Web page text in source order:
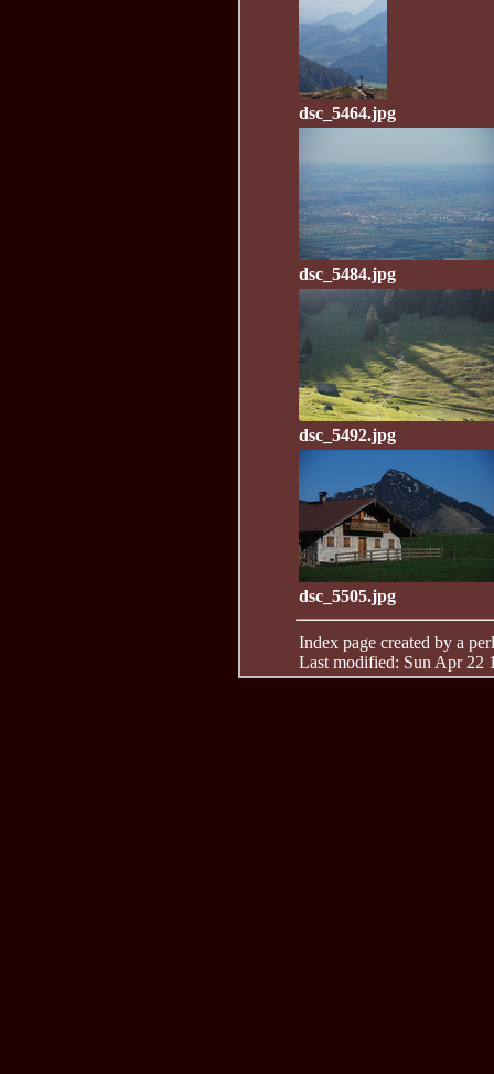
dsc_5464.jpg
dsc_5484.jpg
dsc_5492.jpg
dsc_5505.jpg
Index page created by a
Last modified: Sun Apr 22